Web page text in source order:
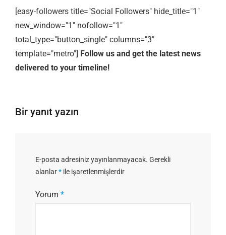
[easy-followers title="Social Followers" hide_title="1"
new_window="1" nofollow="1"
total_type="button_single" columns="3"
template="metro"] Follow us and get the latest news
delivered to your timeline!
Bir yanıt yazın
E-posta adresiniz yayınlanmayacak. Gerekli
alanlar* ile işaretlenmişlerdir
Yorum *